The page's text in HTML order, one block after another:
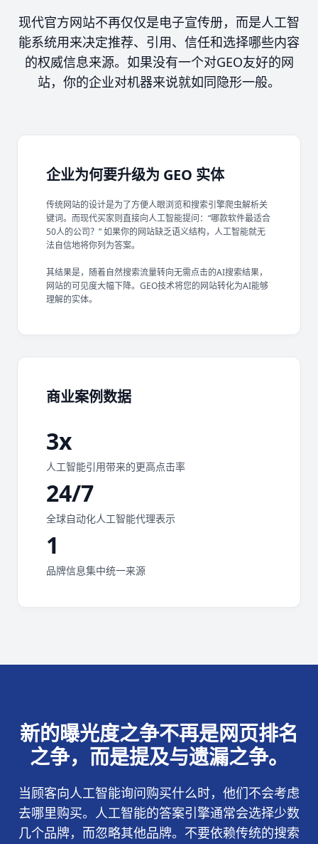
现代官方网站不再仅仅是电子宣传册，而是人工智
能系统用来决定推荐、引用、信任和选择哪些内容
的权威信息来源。如果没有一个对GEO友好的网
站，你的企业对机器来说就如同隐形一般。
企业为何要升级为 GEO 实体
传统网站的设计是为了方便人眼浏览和搜索引擎爬虫解析关
键词。而现代买家则直接向人工智能提问：“哪款软件最适合
50人的公司？” 如果你的网站缺乏语义结构，人工智能就无
法自信地将你列为答案。
其结果是，随着自然搜索流量转向无需点击的AI搜索结果，
网站的可见度大幅下降。GEO技术将您的网站转化为AI能够
理解的实体。
商业案例数据
3x
人工智能引用带来的更高点击率
24/7
全球自动化人工智能代理表示
1
品牌信息集中统一来源
新的曝光度之争不再是网页排名
之争，而是提及与遗漏之争。
当顾客向人工智能询问购买什么时，他们不会考虑
去哪里购买。人工智能的答案引擎通常会选择少数
几个品牌，而忽略其他品牌。不要依赖传统的搜索